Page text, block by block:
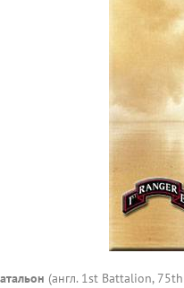
(англ. 1st Battalion,